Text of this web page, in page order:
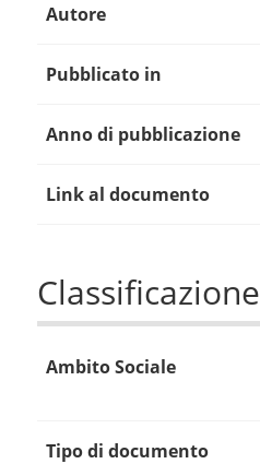
Autore
Pubblicato in
Anno di pubblicazione
Link al documento
Classificazione
Ambito Sociale
Tipo di documento